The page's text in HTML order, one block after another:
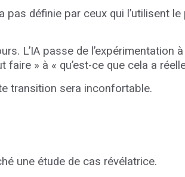
pas définie par ceux qui l’utilisent
L’IA passe de l’expérimentation
» à « qu’est-ce que cela a
transition sera inconfortable.
une étude de cas révélatrice.